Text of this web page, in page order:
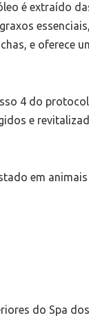
é extraído
e oferece
4 do
e
em
do Spa